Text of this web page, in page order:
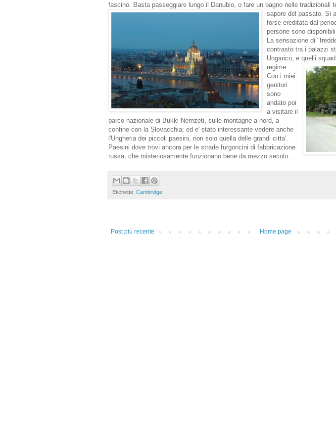
fascino. Basta passeggiare lungo il Danubio, o fare un bagno nelle tradizionali
sapore del passato. Si
forse ereditata dal
persone sono
La sensazione di
contrasto tra i palazzi
Ungarico, e quelli
regime.
Con i miei
genitori
sono
andato poi
a visitare il
parco nazionale di Bukki-Nemzeti, sulle montagne a nord, a
confine con la Slovacchia; ed e' stato interessante vedere anche
l'Ungheria dei piccoli paesini, non solo quella delle grandi citta'.
Paesini dove trovi ancora per le strade furgoncini di fabbricazione
russa, che misteriosamente funzionano bene da mezzo secolo...
Etichette: Cambridge
Post più recente Home page